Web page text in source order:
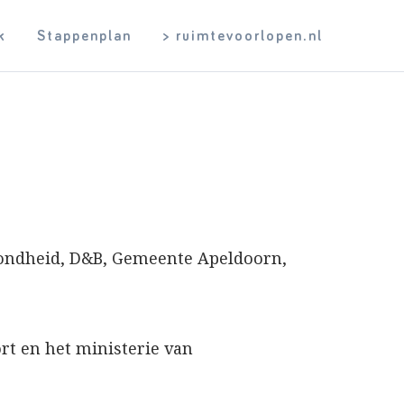
Stappenplan > ruimtevoorlopen.nl
D&B, Gemeente Apeldoorn,
en het ministerie van